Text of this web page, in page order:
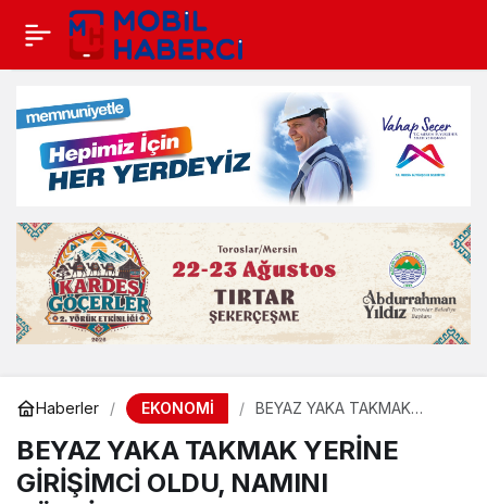
Haberler EKONOMİ
BEYAZ YAKA TAKMAK
NAMINI TÜRKİYE’YE
DUYURDU
BEYAZ YAKA TAKMAK YERİNE
GİRİŞİMCİ OLDU, NAMINI